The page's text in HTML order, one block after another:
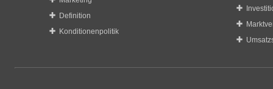
Definition
Konditionenpolitik